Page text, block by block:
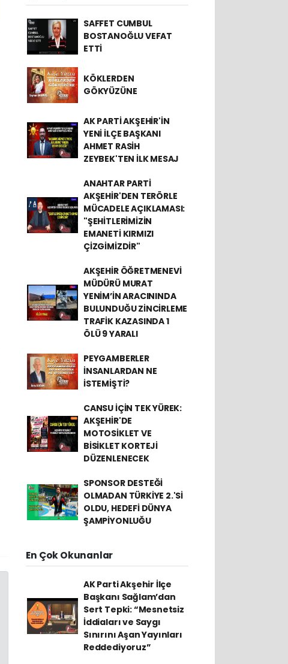
SAFFET CUMBUL
BOSTANOĞLU VEFAT
ETTİ
KÖKLERDEN
GÖKYÜZÜNE
AK PARTİ AKŞEHİR'İN
YENİ İLÇE BAŞKANI
AHMET RASİH
ZEYBEK'TEN İLK MESAJ
ANAHTAR PARTİ
AKŞEHİR'DEN TERÖRLE
MÜCADELE AÇIKLAMASI:
"ŞEHİTLERİMİZİN
EMANETİ KIRMIZI
ÇİZGİMİZDİR"
AKŞEHİR ÖĞRETMENEVİ
MÜDÜRÜ MURAT
YENİM’İN ARACININDA
BULUNDUĞU ZİNCİRLEME
TRAFİK KAZASINDA 1
ÖLÜ 9 YARALI
PEYGAMBERLER
İNSANLARDAN NE
İSTEMİŞTİ?
CANSU İÇİN TEK YÜREK:
AKŞEHİR'DE
MOTOSİKLET VE
BİSİKLET KORTEJİ
DÜZENLENECEK
SPONSOR DESTEĞİ
OLMADAN TÜRKİYE 2.'Sİ
OLDU, HEDEFİ DÜNYA
ŞAMPİYONLUĞU
En Çok Okunanlar
AK Parti Akşehir İlçe
Başkanı Sağlam’dan
Sert Tepki: “Mesnetsiz
İddiaları ve Saygı
Sınırını Aşan Yayınları
Reddediyoruz”